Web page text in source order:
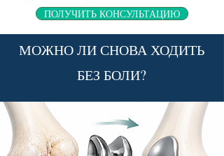
ПОЛУЧИТЬ КОНСУЛЬТАЦИЮ
МОЖНО ЛИ СНОВА ХОДИТЬ
БЕЗ БОЛИ?